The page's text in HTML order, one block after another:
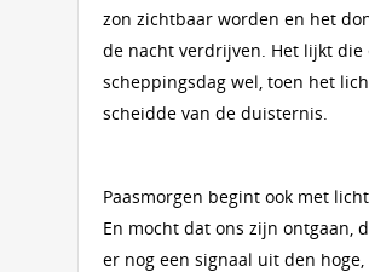
zon zichtbaar worden en het
de nacht verdrijven. Het lijkt die
scheppingsdag wel, toen het
scheidde van de duisternis.
Paasmorgen begint ook met
En mocht dat ons zijn ontgaan,
er nog een signaal uit den